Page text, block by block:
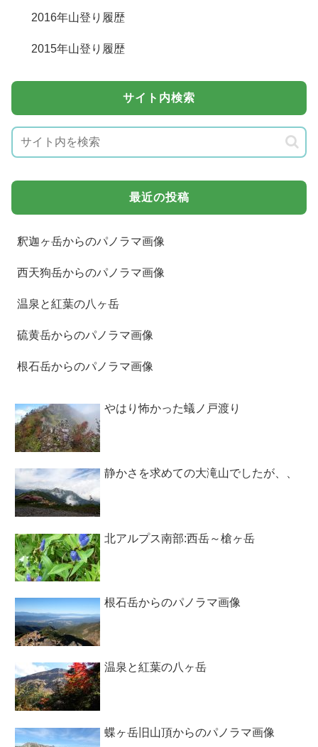
2016年山登り履歴
2015年山登り履歴
サイト内検索
最近の投稿
釈迦ヶ岳からのパノラマ画像
西天狗岳からのパノラマ画像
温泉と紅葉の八ヶ岳
硫黄岳からのパノラマ画像
根石岳からのパノラマ画像
やはり怖かった蟻ノ戸渡り
静かさを求めての大滝山でしたが、、
北アルプス南部:西岳～槍ヶ岳
根石岳からのパノラマ画像
温泉と紅葉の八ヶ岳
蝶ヶ岳旧山頂からのパノラマ画像